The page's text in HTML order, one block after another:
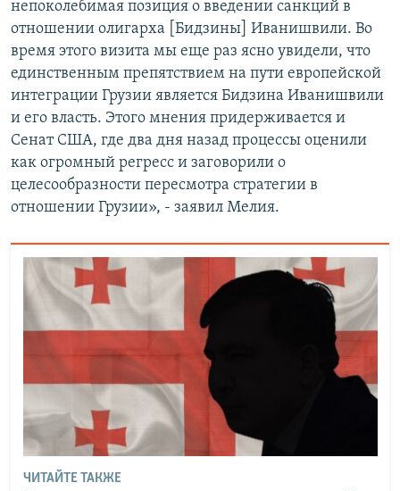
непоколебимая позиция о введении санкций в
отношении олигарха [Бидзины] Иванишвили. Во
время этого визита мы еще раз ясно увидели, что
единственным препятствием на пути европейской
интеграции Грузии является Бидзина Иванишвили
и его власть. Этого мнения придерживается и
Сенат США, где два дня назад процессы оценили
как огромный регресс и заговорили о
целесообразности пересмотра стратегии в
отношении Грузии», - заявил Мелия.
ЧИТАЙТЕ ТАКЖЕ